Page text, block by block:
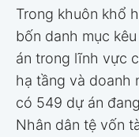
Trong khuôn khổ
bốn danh mục
án trong lĩnh vực
hạ tầng và doanh
có 549 dự án
Nhân dân tệ vốn